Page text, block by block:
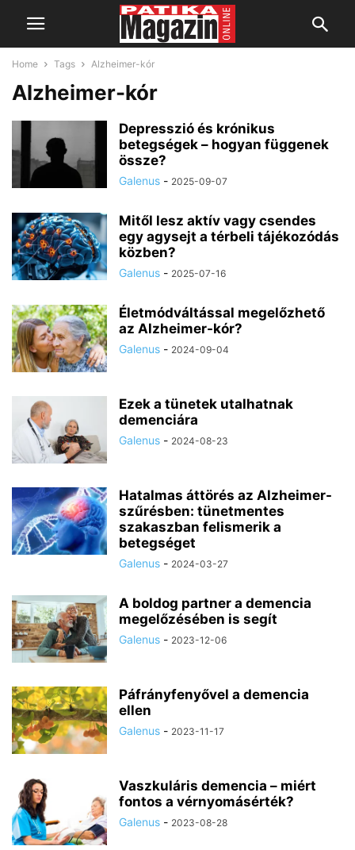
Home Tags Alzheimer-kór
Alzheimer-kór
Depresszió és krónikus
betegségek – hogyan függenek
össze?
Galenus - 2025-09-07
Mitől lesz aktív vagy csendes
egy agysejt a térbeli tájékozódás
közben?
Galenus - 2025-07-16
Életmódváltással megelőzhető
az Alzheimer-kór?
Galenus - 2024-09-04
Ezek a tünetek utalhatnak
demenciára
Galenus - 2024-08-23
Hatalmas áttörés az Alzheimer-
szűrésben: tünetmentes
szakaszban felismerik a
betegséget
Galenus - 2024-03-27
A boldog partner a demencia
megelőzésében is segít
Galenus - 2023-12-06
Páfrányfenyővel a demencia
ellen
Galenus - 2023-11-17
Vaszkuláris demencia – miért
fontos a vérnyomásérték?
Galenus - 2023-08-28